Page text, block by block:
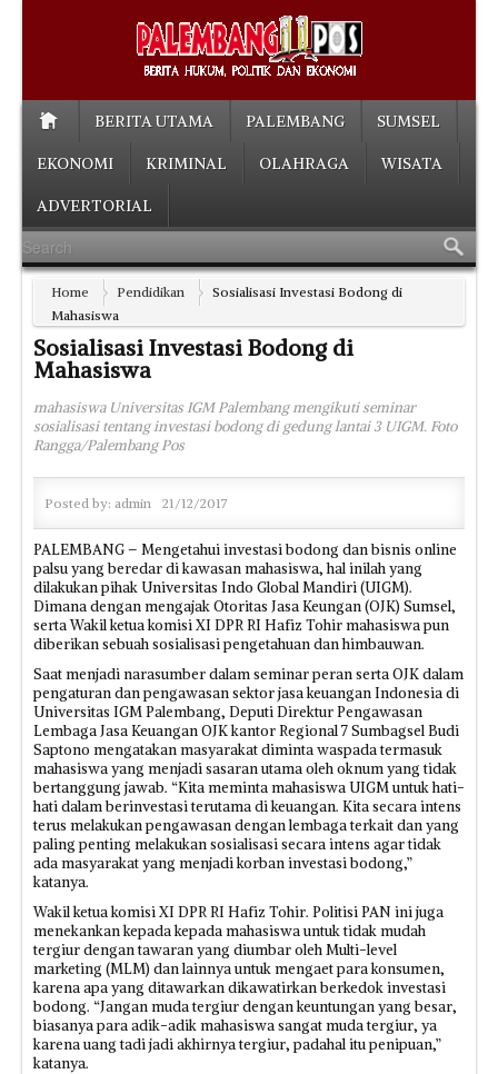
BERITA UTAMA PALEMBANG SUMSEL
EKONOMI KRIMINAL OLAHRAGA WISATA
ADVERTORIAL
Home Pendidikan
Sosialisasi Investasi Bodong di
Mahasiswa
Sosialisasi Investasi Bodong di
Mahasiswa
mahasiswa Universitas IGM Palembang mengikuti seminar
sosialisasi tentang investasi bodong di gedung lantai 3 UIGM. Foto
Rangga/Palembang Pos
Posted by: admin 21/12/2017
PALEMBANG – Mengetahui investasi bodong dan bisnis online
palsu yang beredar di kawasan mahasiswa, hal inilah yang
dilakukan pihak Universitas Indo Global Mandiri (UIGM).
Dimana dengan mengajak Otoritas Jasa Keungan (OJK) Sumsel,
serta Wakil ketua komisi XI DPR RI Hafiz Tohir mahasiswa pun
diberikan sebuah sosialisasi pengetahuan dan himbauwan.
Saat menjadi narasumber dalam seminar peran serta OJK dalam
pengaturan dan pengawasan sektor jasa keuangan Indonesia di
Universitas IGM Palembang, Deputi Direktur Pengawasan
Lembaga Jasa Keuangan OJK kantor Regional 7 Sumbagsel Budi
Saptono mengatakan masyarakat diminta waspada termasuk
mahasiswa yang menjadi sasaran utama oleh oknum yang tidak
bertanggung jawab. “Kita meminta mahasiswa UIGM untuk hati-
hati dalam berinvestasi terutama di keuangan. Kita secara intens
terus melakukan pengawasan dengan lembaga terkait dan yang
paling penting melakukan sosialisasi secara intens agar tidak
ada masyarakat yang menjadi korban investasi bodong,”
katanya.
Wakil ketua komisi XI DPR RI Hafiz Tohir. Politisi PAN ini juga
menekankan kepada kepada mahasiswa untuk tidak mudah
tergiur dengan tawaran yang diumbar oleh Multi-level
marketing (MLM) dan lainnya untuk mengaet para konsumen,
karena apa yang ditawarkan dikawatirkan berkedok investasi
bodong. “Jangan muda tergiur dengan keuntungan yang besar,
biasanya para adik-adik mahasiswa sangat muda tergiur, ya
karena uang tadi jadi akhirnya tergiur, padahal itu penipuan,”
katanya.